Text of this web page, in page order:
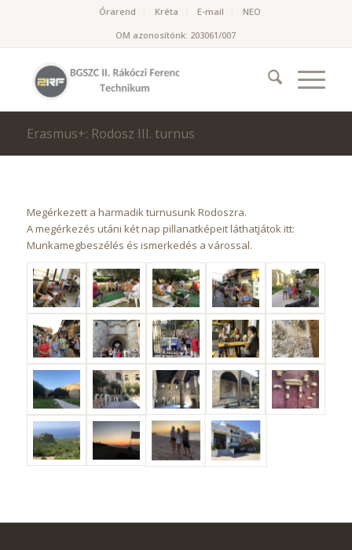
Órarend Kréta E-mail
NEO
OM azonosítónk: 203061/007
Erasmus+: Rodosz III. turnus
Megérkezett a harmadik turnusunk Rodoszra.
A megérkezés utáni két nap pillanatképeit láthatjátok itt:
Munkamegbeszélés és ismerkedés a várossal.